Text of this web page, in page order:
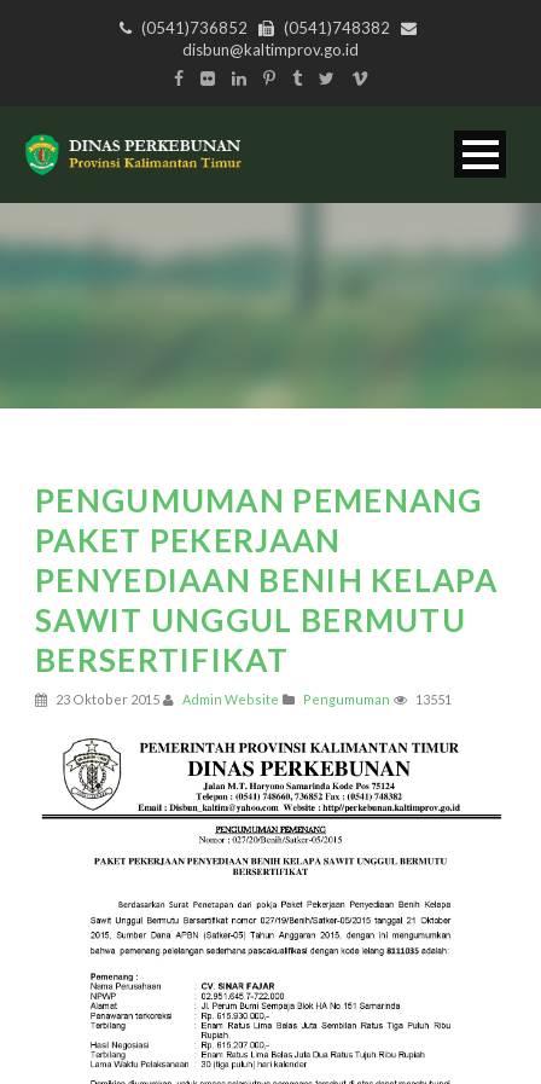
(0541)736852
(0541)748382
disbun@kaltimprov.go.id
PENGUMUMAN PEMENANG
PAKET PEKERJAAN
PENYEDIAAN BENIH KELAPA
SAWIT UNGGUL BERMUTU
BERSERTIFIKAT
23 Oktober 2015 Admin Website Pengumuman 13551